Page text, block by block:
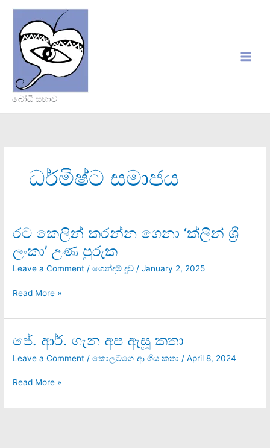
content
බෝධි සභාව
ධර්මිෂ්ට සමාජය
රට කෙලින් කරන්න ගෙනා ‘ක්ලීන් ශ්‍රී
ලංකා’ උණ පුරුක
Leave a Comment /ගෙන්දම් දූව /January 2, 2025
රට
කරන්න
ගෙනා
ශ්‍රී
උණ
Read More »
ජේ. ආර්. ගැන අප ඇසූ කතා
Leave a Comment /කොලට්ගේ ආ ගිය කතා /April 8, 2024
ජේ.
ගැන
ඇසූ
Read More »